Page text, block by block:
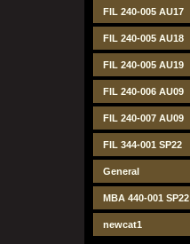
FIL 240-005 AU17
FIL 240-005 AU18
FIL 240-005 AU19
FIL 240-006 AU09
FIL 240-007 AU09
FIL 344-001 SP22
General
MBA 440-001 SP22
newcat1